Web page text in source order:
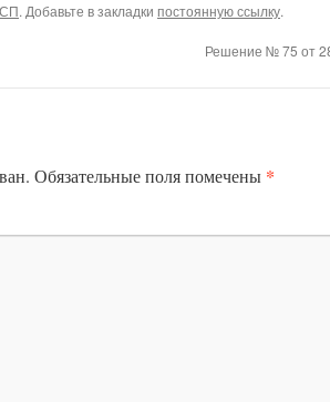
. Добавьте в закладки постоянную ссылку.
Решение № 75 от
Обязательные поля помечены *